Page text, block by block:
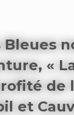
Bleues
«
de
et